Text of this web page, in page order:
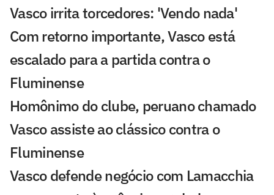
Vasco irrita torcedores: 'Vendo nada'
Com retorno importante, Vasco está
escalado para a partida contra o
Fluminense
Homônimo do clube, peruano chamado
Vasco assiste ao clássico contra o
Fluminense
Vasco defende negócio com Lamacchia